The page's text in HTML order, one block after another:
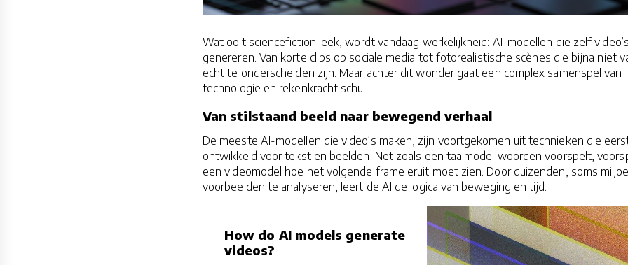
Wat ooit sciencefiction leek, wordt vandaag werkelijkheid: AI-modellen die zelf video’s
genereren. Van korte clips op sociale media tot fotorealistische scènes die bijna niet
echt te onderscheiden zijn. Maar achter dit wonder gaat een complex samenspel van
technologie en rekenkracht schuil.
Van stilstaand beeld naar bewegend verhaal
De meeste AI-modellen die video’s maken, zijn voortgekomen uit technieken die
ontwikkeld voor tekst en beelden. Net zoals een taalmodel woorden voorspelt,
een videomodel hoe het volgende frame eruit moet zien. Door duizenden, soms
voorbeelden te analyseren, leert de AI de logica van beweging en tijd.
How do AI models generate
videos?